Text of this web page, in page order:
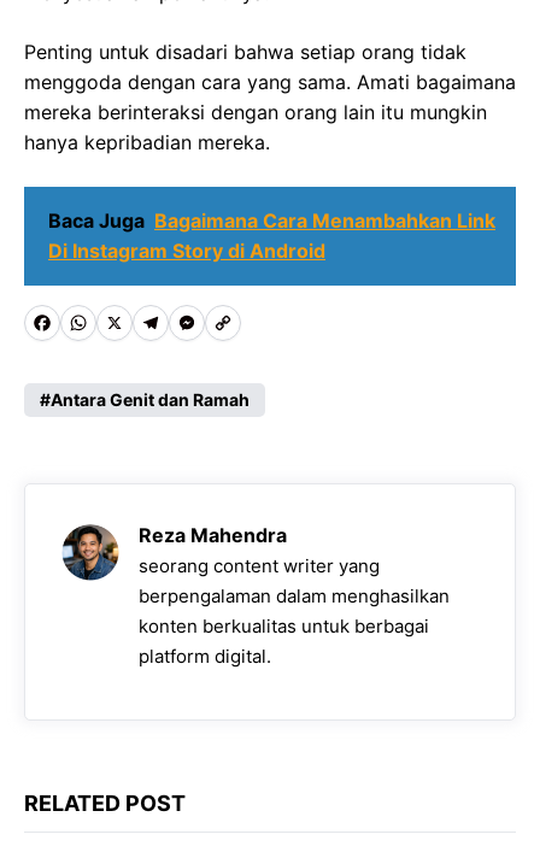
Penting untuk disadari bahwa setiap orang tidak
menggoda dengan cara yang sama. Amati bagaimana
mereka berinteraksi dengan orang lain itu mungkin
hanya kepribadian mereka.
Baca Juga Bagaimana Cara Menambahkan Link
Di Instagram Story di Android
F
c
b
W
a
s
A
p
X T
l
g
r
a
m
M
s
e
n
g
e
r
C
p
L
i
n
k
Antara Genit dan Ramah
Reza Mahendra
seorang content writer yang
berpengalaman dalam menghasilkan
konten berkualitas untuk berbagai
platform digital.
RELATED POST